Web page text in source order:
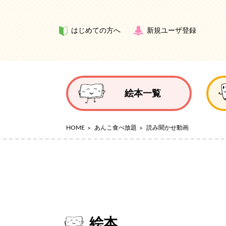
はじめての方へ 新規ユーザ登録
絵本一覧
HOME あんこ食べ放題 読み聞かせ動画